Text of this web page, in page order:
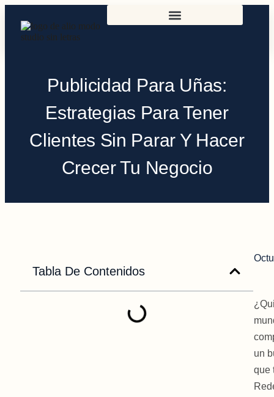
Publicidad Para Uñas:
Estrategias Para Tener
Clientes Sin Parar Y Hacer
Crecer Tu Negocio
Tabla De Contenidos
un
que